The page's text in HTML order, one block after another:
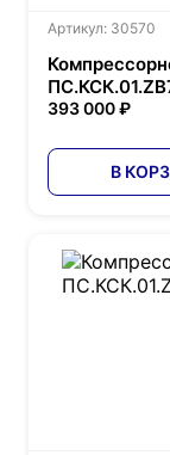
Артикул: 30570
393 000 ₽
В